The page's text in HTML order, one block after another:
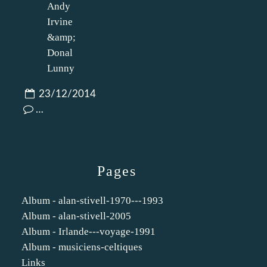
Pages
Album - alan-stivell-1970---1993
Album - alan-stivell-2005
Album - Irlande---voyage-1991
Album - musiciens-celtiques
Links
23/12/2014
…